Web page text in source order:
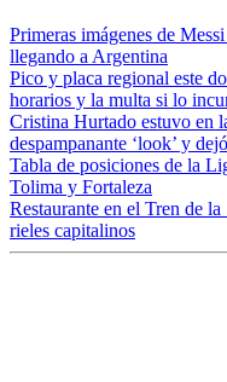
Primeras imágenes de
llegando a Argentina
Pico y placa regional este
horarios y la multa si lo
Cristina Hurtado estuvo en
despampanante ‘look’ y
Tabla de posiciones de la
Tolima y Fortaleza
Restaurante en el Tren de
rieles capitalinos